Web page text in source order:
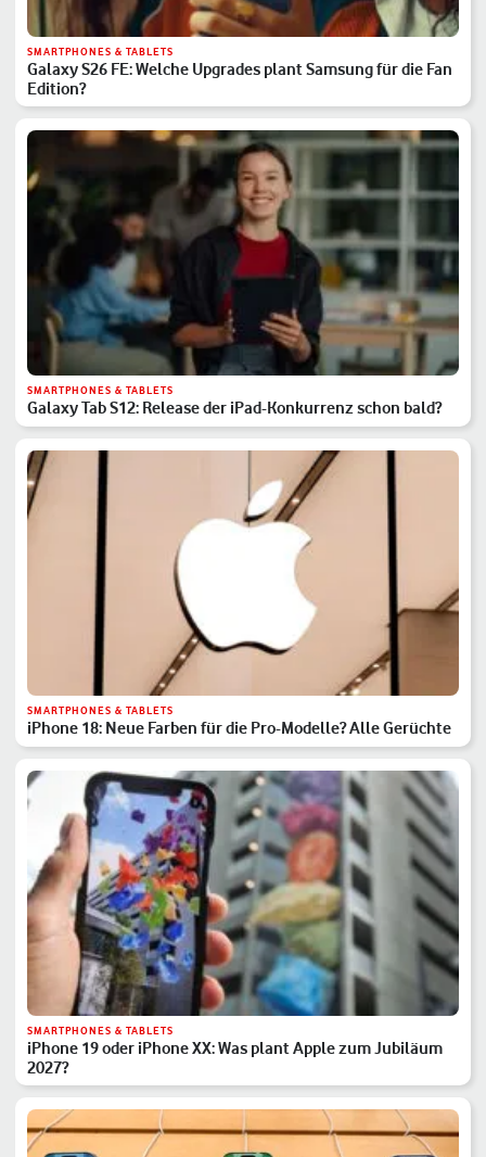
SMARTPHONES & TABLETS
Galaxy S26 FE: Welche Upgrades plant Samsung für die Fan
Edition?
SMARTPHONES & TABLETS
Galaxy Tab S12: Release der iPad-Konkurrenz schon bald?
SMARTPHONES & TABLETS
iPhone 18: Neue Farben für die Pro-Modelle? Alle Gerüchte
SMARTPHONES & TABLETS
iPhone 19 oder iPhone XX: Was plant Apple zum Jubiläum
2027?